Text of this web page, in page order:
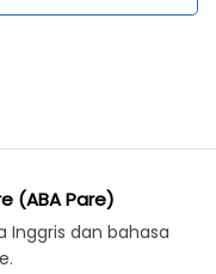
(ABA Pare)
Inggris dan bahasa